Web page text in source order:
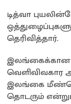
டித்வா
தெரிவித்தார்.
இலங்கைக்கான
வெளிவிவகார
இலங்கை
தொடரும்